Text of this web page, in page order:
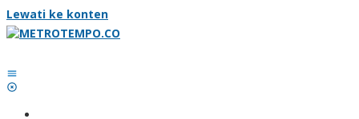
Lewati ke konten